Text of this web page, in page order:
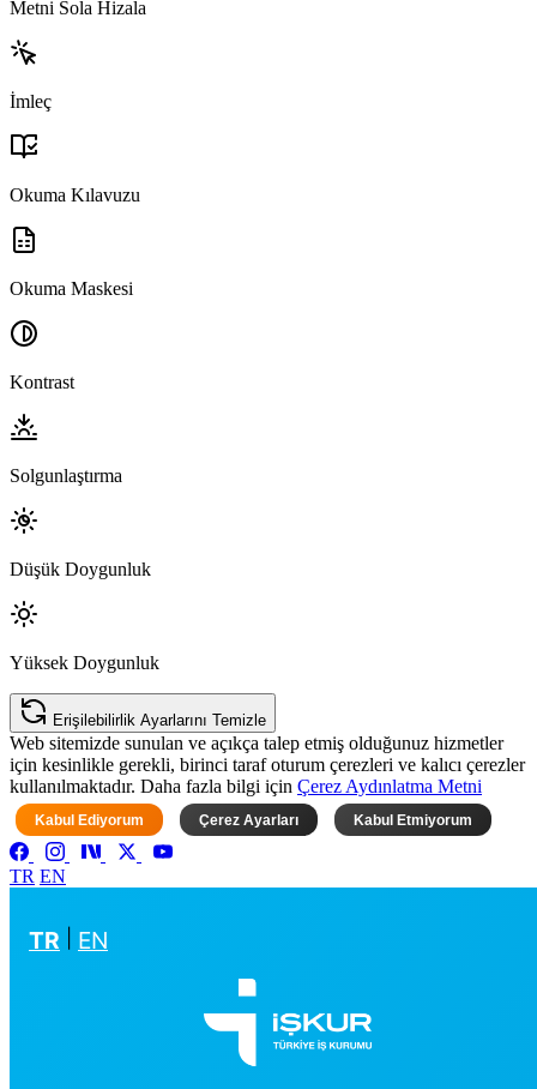
Metni Sola Hizala
İmleç
Okuma Kılavuzu
Okuma Maskesi
Kontrast
Solgunlaştırma
Düşük Doygunluk
Yüksek Doygunluk
Erişilebilirlik Ayarlarını Temizle
Web sitemizde sunulan ve açıkça talep etmiş olduğunuz hizmetler
için kesinlikle gerekli, birinci taraf oturum çerezleri ve kalıcı çerezler
kullanılmaktadır. Daha fazla bilgi için Çerez Aydınlatma Metni
Kabul Ediyorum Çerez Ayarları Kabul Etmiyorum
TR EN
TR EN